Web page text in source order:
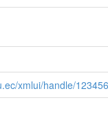
xmlui/handle/